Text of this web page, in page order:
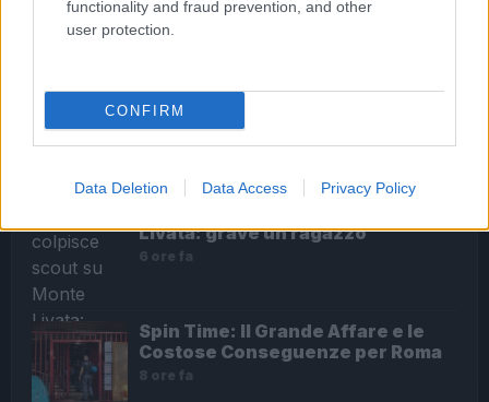
functionality and fraud prevention, and other
user protection.
CONFIRM
Data Deletion Data Access Privacy Policy
Livata: grave un ragazzo
6 ore fa
Spin Time: Il Grande Affare e le
Costose Conseguenze per Roma
8 ore fa